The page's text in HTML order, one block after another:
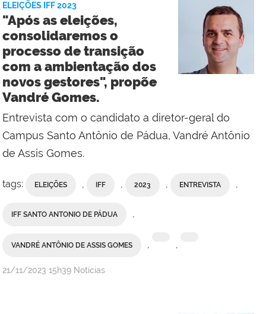
Campus
Campos
Centro
ELEIÇÕES IFF 2023
"Após as eleições,
consolidaremos o
processo de transição
com a ambientação dos
novos gestores", propõe
Vandré Gomes.
Entrevista com o candidato a diretor-geral do
Campus Santo Antônio de Pádua, Vandré Antônio
de Assis Gomes.
tags: ELEIÇÕES IFF 2023 ENTREVISTA
IFF SANTO ANTONIO DE PÁDUA
VANDRÉ ANTÔNIO DE ASSIS GOMES
por
publicado
21/11/2023 15h39 Notícias